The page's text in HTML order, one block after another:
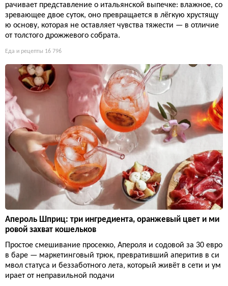
рачивает представление о итальянской выпечке: влажное, со
зревающее двое суток, оно превращается в лёгкую хрустящу
ю основу, которая не оставляет чувства тяжести — в отличие
от толстого дрожжевого собрата.
Еда и рецепты 16 796
Апероль Шприц: три ингредиента, оранжевый цвет и ми
ровой захват кошельков
Простое смешивание просекко, Апероля и содовой за 30 евро
в баре — маркетинговый трюк, превративший аперитив в си
мвол статуса и беззаботного лета, который живёт в сети и ум
ирает от неправильной подачи